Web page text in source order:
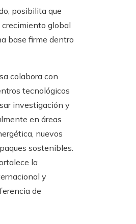
posibilita que
global
base firme dentro
colabora con
tecnológicos
investigación y
en áreas
nuevos
sostenibles.
la
y
de